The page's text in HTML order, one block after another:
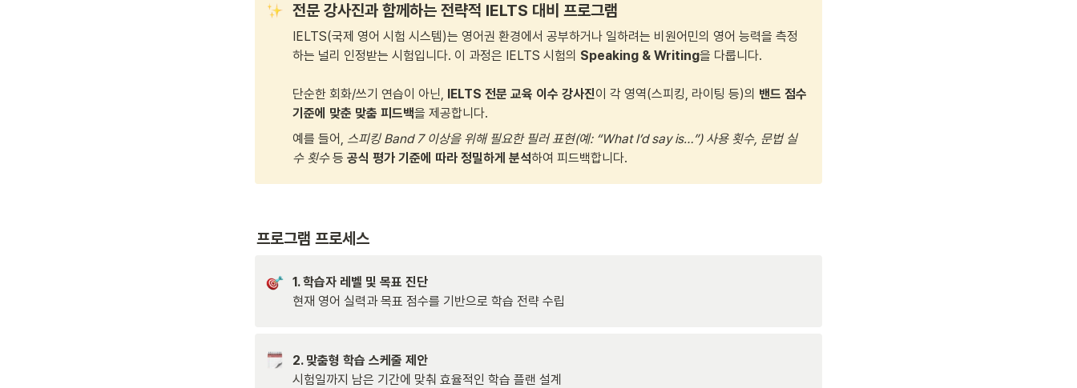
전문 강사진과 함께하는 전략적 IELTS 대비 프로그램
IELTS(국제 영어 시험 시스템)는 영어권 환경에서 공부하거나 일하려는 비원어민의 영어 능력을 측정
하는 널리 인정받는 시험입니다. 이 과정은 IELTS 시험의 Speaking & Writing을 다룹니다.
단순한 회화/쓰기 연습이 아닌, IELTS 전문 교육 이수 강사진이 각 영역(스피킹, 라이팅 등)의 밴드 점수
기준에 맞춘 맞춤 피드백을 제공합니다.
예를 들어, 스피킹 Band 7 이상을 위해 필요한 필러 표현(예: “What I’d say is…”) 사용 횟수, 문법 실
수 횟수 등 공식 평가 기준에 따라 정밀하게 분석하여 피드백합니다.
프로그램 프로세스
현재 영어 실력과 목표 점수를 기반으로 학습 전략 수립
시험일까지 남은 기간에 맞춰 효율적인 학습 플랜 설계